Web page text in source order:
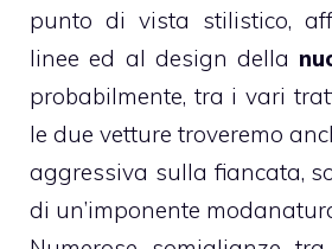
punto di vista stilistico,
linee ed al design della
probabilmente, tra i vari
le due vetture troveremo
aggressiva sulla fiancata,
di un’imponente